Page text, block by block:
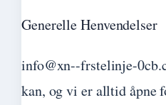
Generelle Henvendelser
info@xn--frstelinje-
kan, og vi er alltid åpne